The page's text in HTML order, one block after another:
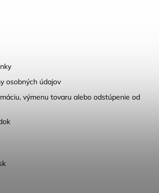
osobných údajov
výmenu tovaru alebo odstúpenie od